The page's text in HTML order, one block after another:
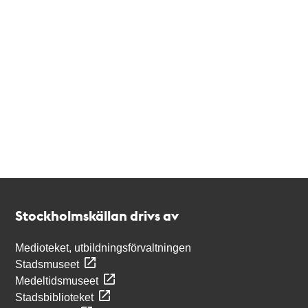
Stockholmskällan drivs av
Medioteket, utbildningsförvaltningen
Stadsmuseet
Medeltidsmuseet
Stadsbiblioteket